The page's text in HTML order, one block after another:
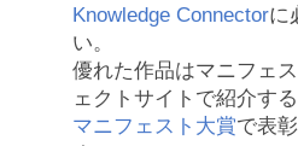
Knowledge Connectorに
い。
優れた作品はマニフェ
ェクトサイトで紹介する
マニフェスト大賞で表